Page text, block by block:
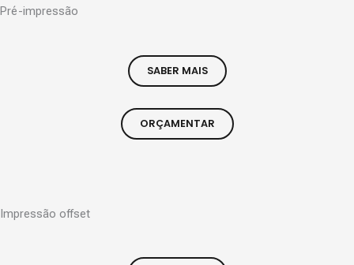
Pré-impressão
SABER MAIS
ORÇAMENTAR
Impressão offset